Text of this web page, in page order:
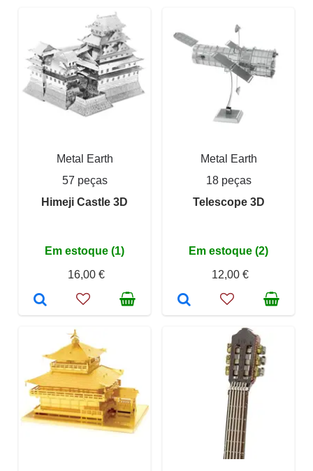
Metal Earth
57 peças
Himeji Castle 3D
Em estoque (1)
16,00 €
Metal Earth
18 peças
Telescope 3D
Em estoque (2)
12,00 €